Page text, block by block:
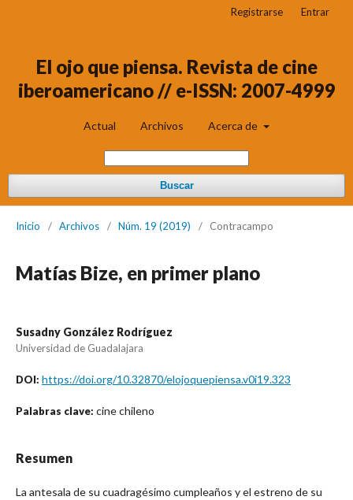
El ojo que piensa. Revista de cine
iberoamericano // e-ISSN: 2007-4999
Actual Archivos Acerca de
Buscar
Registrarse Entrar
Inicio / Archivos / Núm. 19 (2019) / Contracampo
Matías Bize, en primer plano
Susadny González Rodríguez
Universidad de Guadalajara
DOI: https://doi.org/10.32870/elojoquepiensa.v0i19.323
Palabras clave: cine chileno
Resumen
La antesala de su cuadragésimo cumpleaños y el estreno de su